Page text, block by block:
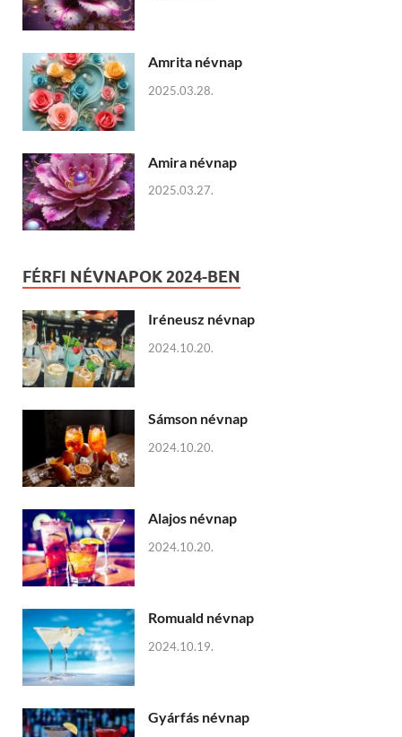
Amrita névnap
2025.03.28.
Amira névnap
2025.03.27.
FÉRFI NÉVNAPOK 2024-BEN
Iréneusz névnap
2024.10.20.
Sámson névnap
2024.10.20.
Alajos névnap
2024.10.20.
Romuald névnap
2024.10.19.
Gyárfás névnap